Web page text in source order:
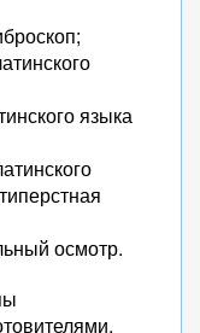
языка
осмотр.